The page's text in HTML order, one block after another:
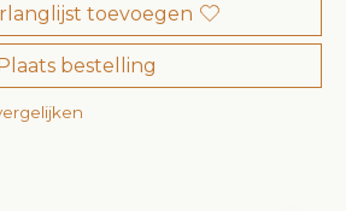
toevoegen
bestelling